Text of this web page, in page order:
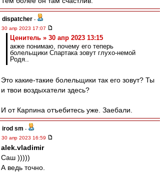
dispatcher -
30 апр 2023 17:07
Ценитель » 30 апр 2023 13:15
акже понимаю, почему его теперь
болельщики Спартака зовут глухо-немой
Родя..
Это какие-такие болельщики так его зовут? Ты
и твои воздыхатели здесь?
И от Карпина отъебитесь уже. Заебали.
irod sm -
30 апр 2023 16:59
alek.vladimir
Саш )))))
А ведь точно.